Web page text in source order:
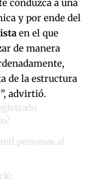
conduzca a una
y por ende del
en el que
de manera
de la estructura
advirtió.
personas al